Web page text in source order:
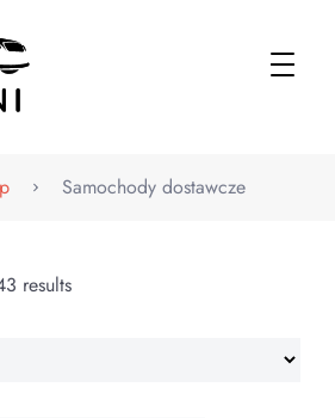
Samochody dostawcze
results